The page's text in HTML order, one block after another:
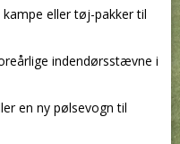
eller tøj-pakker til
indendørsstævne i
en ny pølsevogn til